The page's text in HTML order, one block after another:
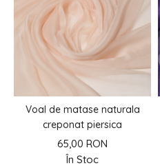
Voal de matase naturala
creponat piersica
65,00 RON
În Stoc